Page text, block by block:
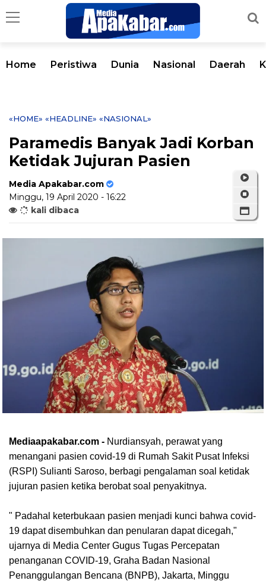
Home Peristiwa Dunia Nasional Daerah
«HOME» «HEADLINE» «NASIONAL»
Paramedis Banyak Jadi Korban
Ketidak Jujuran Pasien
Media Apakabar.com
Minggu, 19 April 2020 - 16:22
kali dibaca
Mediaapakabar.com - Nurdiansyah, perawat yang
menangani pasien covid-19 di Rumah Sakit Pusat Infeksi
(RSPI) Sulianti Saroso, berbagi pengalaman soal ketidak
jujuran pasien ketika berobat soal penyakitnya.
" Padahal keterbukaan pasien menjadi kunci bahwa covid-
19 dapat disembuhkan dan penularan dapat dicegah,"
ujarnya di Media Center Gugus Tugas Percepatan
penanganan COVID-19, Graha Badan Nasional
Penanggulangan Bencana (BNPB), Jakarta, Minggu